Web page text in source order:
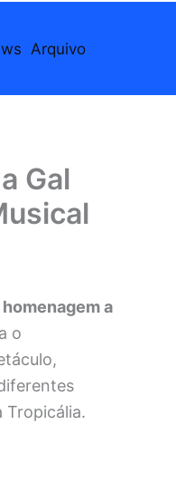
Arquivo
Gal
a
o
Tropicália.